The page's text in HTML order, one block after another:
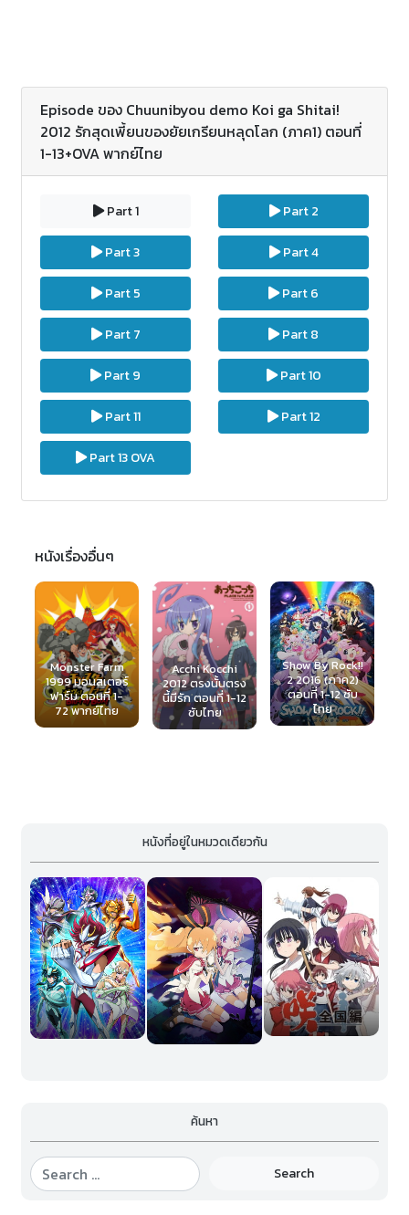
ทราบว่าเขาก็เคยถูกใจในเรื่องพลังพิเศษลักษณะเดียวกัน
กับเธอด้วยเหมือนกัน ก็เลยติดตามเขาอยู่เสมอๆแล้วก็
ทำให้ชีวิตเขาวุ่นวายขึ้น
Episode ของ Chuunibyou demo Koi ga Shitai!
2012 รักสุดเพี้ยนของยัยเกรียนหลุดโลก (ภาค1) ตอนที่
1-13+OVA พากย์ไทย
Part 1 Part 2
Part 3 Part 4
Part 5 Part 6
Part 7 Part 8
Part 9 Part 10
Part 11 Part 12
Part 13 OVA
หนังเรื่องอื่นๆ
Farm
มอนสเตอร์
าร์ม ตอนที่ 1-
72 พากย์ไทย
Acchi Kocchi
2012 ตรงนั้นตรง
นี้มีรัก ตอนที่ 1-12
ซับไทย
Show By Rock!!
2 2016 (ภาค2)
ตอนที่ 1-12 ซับ
ไทย
Fate
Order
Entaku
Camelot
Agateram
ซับไทย
หนังที่อยู่ในหมวดเดียวกัน
ค้นหา
Search